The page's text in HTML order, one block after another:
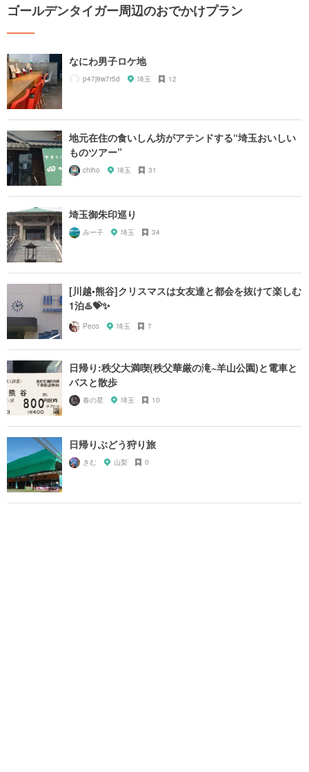
ゴールデンタイガー周辺のおでかけプラン
なにわ男子ロケ地
p47j9w7r5d 埼玉 12
地元在住の食いしん坊がアテンドする“埼玉おいしい
ものツアー”
chiho 埼玉 31
埼玉御朱印巡り
みー子 埼玉 34
[川越•熊谷]クリスマスは女友達と都会を抜けて楽しむ
1泊♨️💝✨
Peco 埼玉 7
日帰り:秩父大満喫(秩父華厳の滝~羊山公園)と電車と
バスと散歩
春の星 埼玉 10
日帰りぶどう狩り旅
きむ 山梨 0